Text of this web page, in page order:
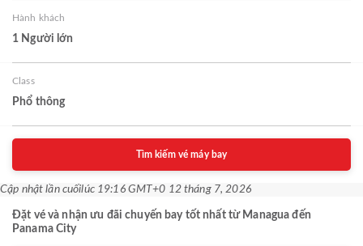
Hành khách
1 Người lớn
Class
Phổ thông
Tìm kiếm vé máy bay
Cập nhật lần cuốilúc 19:16 GMT+0 12 tháng 7, 2026
Đặt vé và nhận ưu đãi chuyến bay tốt nhất từ Managua đến
Panama City